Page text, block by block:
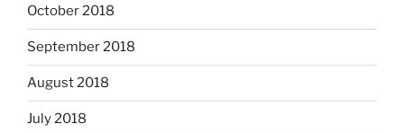
October 2018
September 2018
August 2018
July 2018